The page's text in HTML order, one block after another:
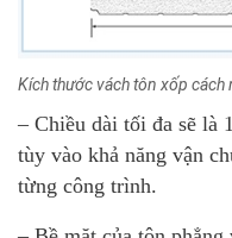
Kích thước vách tôn xốp cách
– Chiều dài tối đa sẽ là
tùy vào khả năng vận
từng công trình.